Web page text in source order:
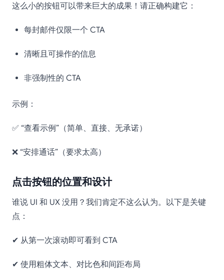
这么小的按钮可以带来巨大的成果！请正确构建它：
每封邮件仅限一个 CTA
清晰且可操作的信息
非强制性的 CTA
示例：
✅ “查看示例”（简单、直接、无承诺）
❌ “安排通话”（要求太高）
点击按钮的位置和设计
谁说 UI 和 UX 没用？我们肯定不这么认为。以下是关键
点：
✔ 从第一次滚动即可看到 CTA
✔ 使用粗体文本、对比色和间距布局